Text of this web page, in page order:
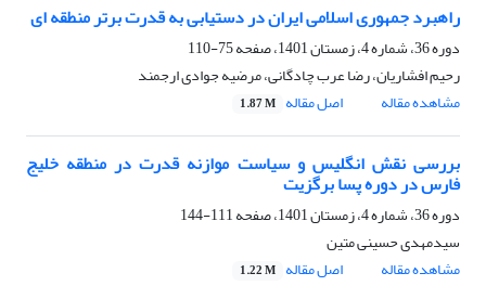
راهبرد جمهوری اسلامی ایران در دستیابی به قدرت برتر منطقه ای
دوره 36، شماره 4، زمستان 1401، صفحه
75-110
رحیم افشاریان، رضا عرب چادگانی، مرضیه جوادی ارجمند
مشاهده مقاله
اصل مقاله 1.87 M
بررسی نقش انگلیس و سیاست موازنه قدرت در منطقه خلیج
فارس در دوره پسا برگزیت
دوره 36، شماره 4، زمستان 1401، صفحه
111-144
سیدمهدی حسینی متین
مشاهده مقاله
اصل مقاله 1.22 M